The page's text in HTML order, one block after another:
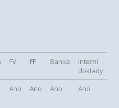
FV FP Banka
Interní
doklady
Ano Ano Ano Ano